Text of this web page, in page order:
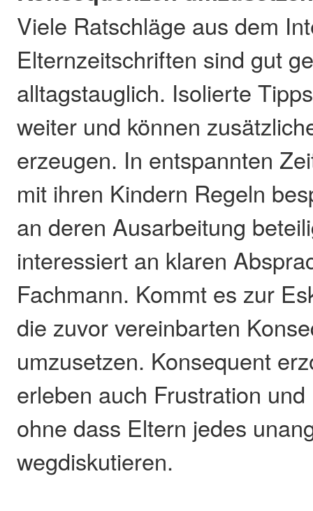
Viele Ratschläge aus dem
Elternzeitschriften sind gut
alltagstauglich. Isolierte
weiter und können
erzeugen. In entspannten
mit ihren Kindern Regeln
an deren Ausarbeitung
interessiert an klaren
Fachmann. Kommt es zur
die zuvor vereinbarten
umzusetzen. Konsequent
erleben auch Frustration
ohne dass Eltern jedes
wegdiskutieren.